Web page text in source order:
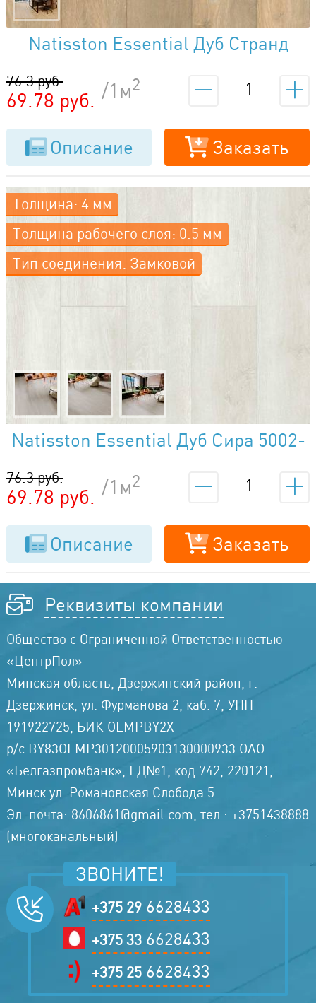
Natisston Essential Дуб Странд
5002-06
69.78 руб.
76.3 руб. /1м2
Описание Заказать
Толщина: 4 мм
Толщина рабочего слоя: 0.5 мм
Тип соединения: Замковой
Natisston Essential Дуб Сира 5002-
69.78 руб.
76.3 руб. /1м2
Описание Заказать
Реквизиты компании
Общество с Ограниченной Ответственностью
«ЦентрПол»
Минская область, Дзержинский район, г.
Дзержинск, ул. Фурманова 2, каб. 7, УНП
191922725, БИК OLMPBY2X
р/с BY83OLMP30120005903130000933 ОАО
«Белгазпромбанк», ГД№1, код 742, 220121,
Минск ул. Романовская Слобода 5
Эл. почта: 8606861@gmail.com, тел.: +3751438888
(многоканальный)
ЗВОНИТЕ!
+375 296628433
+375 336628433
+375 256628433